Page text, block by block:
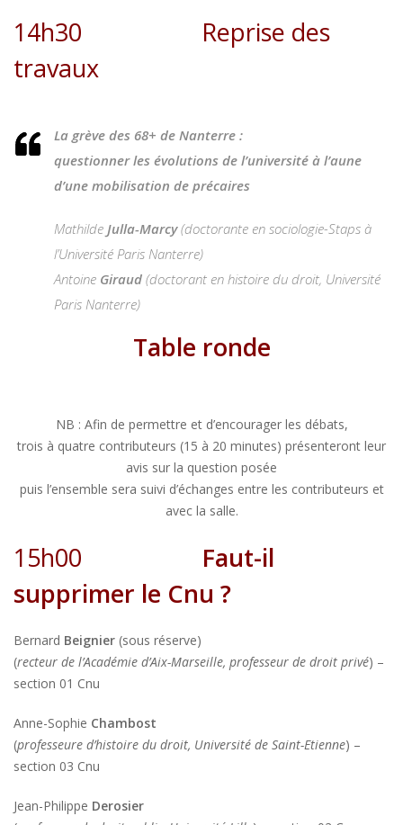
14h30 Reprise des
travaux
La grève des 68+ de Nanterre :
questionner les évolutions de l’université à l’aune
d’une mobilisation de précaires
Mathilde Julla-Marcy(doctorante en sociologie-Staps à
l’Université Paris Nanterre)
Antoine Giraud (doctorant en histoire du droit, Université
Paris Nanterre)
Table ronde
NB : Afin de permettre et d’encourager les débats,
trois à quatre contributeurs (15 à 20 minutes) présenteront leur
avis sur la question posée
puis l’ensemble sera suivi d’échanges entre les contributeurs et
avec la salle.
15h00 Faut-il
supprimer le Cnu ?
Bernard Beignier (sous réserve)
(recteur de l’Académie d’Aix-Marseille, professeur de droit privé) –
section 01 Cnu
Anne-Sophie Chambost
(professeure d’histoire du droit, Université de Saint-Etienne) –
section 03 Cnu
Jean-Philippe Derosier